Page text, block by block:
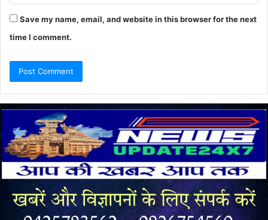
Save my name, email, and website in this browser for the next
time I comment.